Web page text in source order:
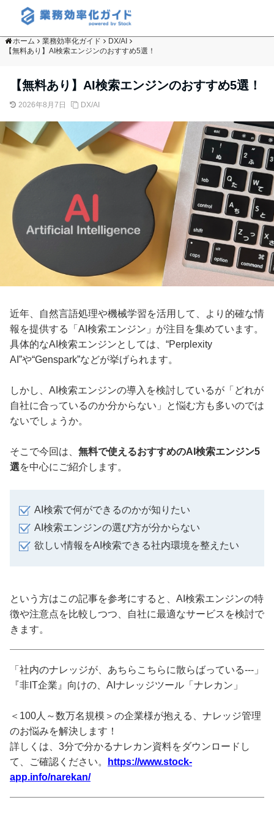
ホーム 業務効率化ガイド
DX/AI
【無料あり】AI検索エンジンのおすすめ5選！
【無料あり】AI検索エンジンのおすすめ5選！
2026年8月7日 DX/AI
近年、自然言語処理や機械学習を活用して、より的確な情
報を提供する「AI検索エンジン」が注目を集めています。
具体的なAI検索エンジンとしては、“Perplexity
AI”や“Genspark”などが挙げられます。
しかし、AI検索エンジンの導入を検討しているが「どれが
自社に合っているのか分からない」と悩む方も多いのでは
ないでしょうか。
そこで今回は、 無料で使えるおすすめのAI検索エンジン5
選を中心にご紹介します。
AI検索で何ができるのかが知りたい
AI検索エンジンの選び方が分からない
欲しい情報をAI検索できる社内環境を整えたい
という方はこの記事を参考にすると、AI検索エンジンの特
徴や注意点を比較しつつ、自社に最適なサービスを検討で
きます。
「社内のナレッジが、あちらこちらに散らばっている---」
『非IT企業』向けの、AIナレッジツール「ナレカン」
＜100人～数万名規模＞の企業様が抱える、ナレッジ管理
のお悩みを解決します！
詳しくは、3分で分かるナレカン資料をダウンロードし
て、ご確認ください。
https://www.stock-
app.info/narekan/